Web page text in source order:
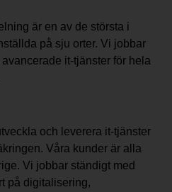
är en av de största i
på sju orter. Vi jobbar
it-tjänster för hela
och leverera it-tjänster
Våra kunder är alla
Vi jobbar ständigt med
på digitalisering,